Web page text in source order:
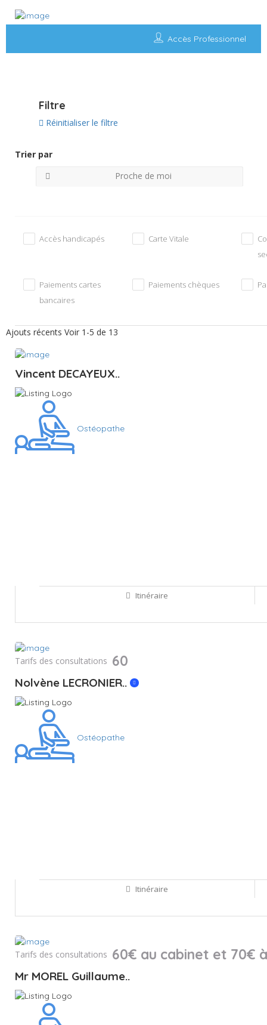
Accès Professionnel
Filtre
Réinitialiser le filtre
Trier par
Proche de moi
Accès handicapés Carte Vitale
Paiements cartes
bancaires
Paiements chèques
Ajouts récents Voir 1-5 de 13
Sauvegarder
Vincent DECAYEUX..
Ostéopathe
Itinéraire
Sauvegarder
Tarifs des consultations 60
Nolvène LECRONIER..
Ostéopathe
Itinéraire
Tarifs des consultations 60€ au cabinet et 70€
Mr MOREL Guillaume..